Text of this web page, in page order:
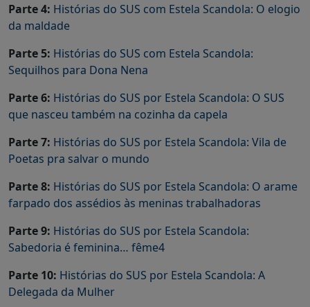
Parte 4: Histórias do SUS com Estela Scandola: O elogio
da maldade
Parte 5: Histórias do SUS com Estela Scandola:
Sequilhos para Dona Nena
Parte 6: Histórias do SUS por Estela Scandola: O SUS
que nasceu também na cozinha da capela
Parte 7: Histórias do SUS por Estela Scandola: Vila de
Poetas pra salvar o mundo
Parte 8: Histórias do SUS por Estela Scandola: O arame
farpado dos assédios às meninas trabalhadoras
Parte 9: Histórias do SUS por Estela Scandola:
Sabedoria é feminina… fême4
Parte 10: Histórias do SUS por Estela Scandola: A
Delegada da Mulher